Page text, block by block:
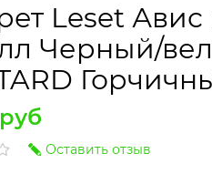
Leset
Черный/
Оставить отзыв